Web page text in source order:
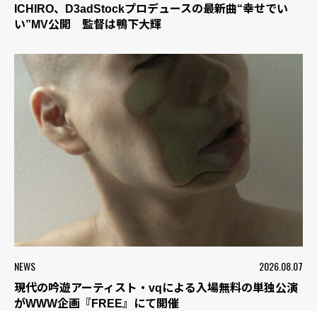
ICHIRO、D3adStockプロデュースの最新曲“幸せでい
い”MV公開 監督は鴨下大輝
NEWS 2026.08.07
現代の吟遊アーティスト・vqによる入場無料の単独公演
がWWW企画『FREE』にて開催